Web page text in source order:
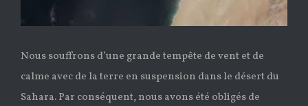
Nous souffrons d’une grande tempête de vent et de
calme avec de la terre en suspension dans le désert du
Sahara.Par conséquent, nous avons été obligés de